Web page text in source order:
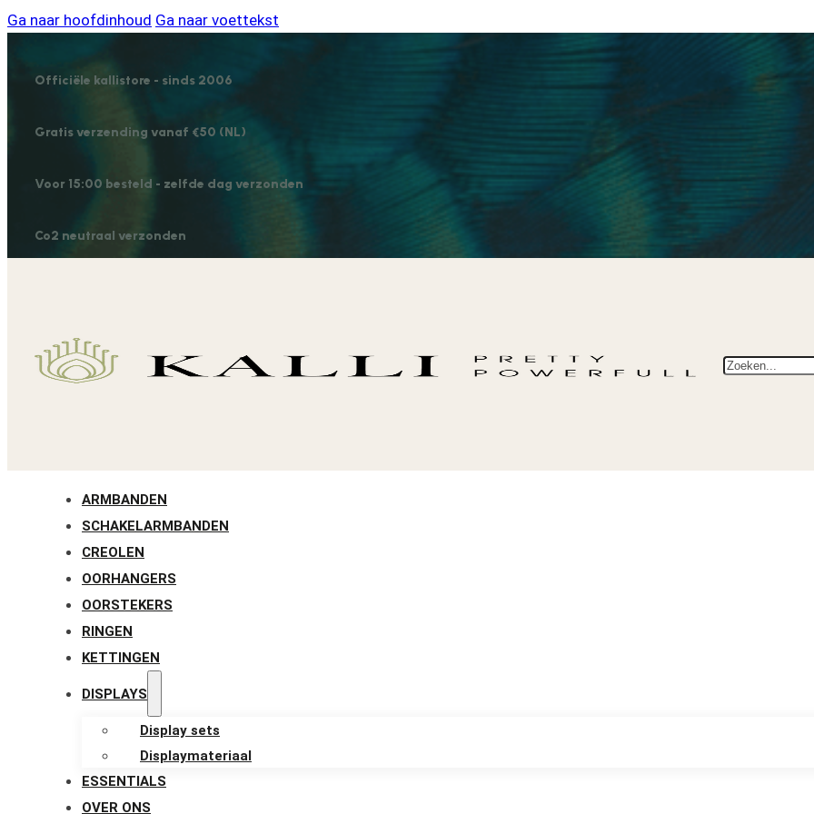
Ga naar hoofdinhoud Ga naar voettekst
Officiële kallistore - sinds 2006
Gratis verzending vanaf €50 (NL)
Voor 15:00 besteld - zelfde dag verzonden
Co2 neutraal verzonden
Zoeken
ARMBANDEN
SCHAKELARMBANDEN
CREOLEN
OORHANGERS
OORSTEKERS
RINGEN
KETTINGEN
DISPLAYS
Display sets
Displaymateriaal
ESSENTIALS
OVER ONS